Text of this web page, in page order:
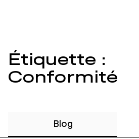
Étiquette :
Conformité
Blog